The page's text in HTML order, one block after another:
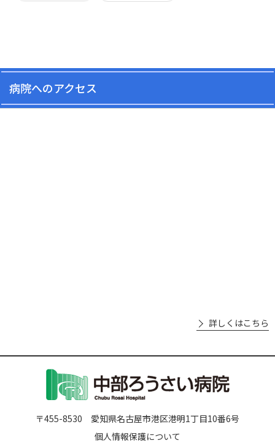
病院へのアクセス
詳しくはこちら
〒455-8530 愛知県名古屋市港区港明1丁目10番6号
個人情報保護について